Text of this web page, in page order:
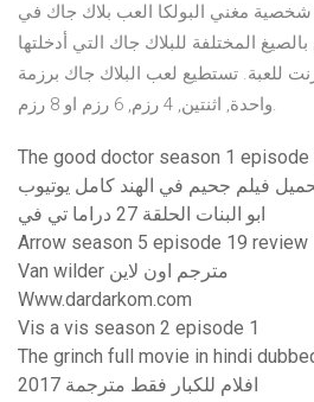
شخصية مغني البولكا العب بلاك جاك في
بالصيغ المختلفة للبلاك جاك التي أدخلتها
للعبة. تستطيع لعب البلاك جاك برزمة
واحدة, اثنتين, 4 رزم, 6 رزم او 8 رزم.
The good doctor season 1 episode
ابو البنات الحلقة 27 دراما تي في
Arrow season 5 episode 19 review
Van wilder مترجم اون لاين
Www.dardarkom.com
Vis a vis season 2 episode 1
The grinch full movie in hindi
افلام للكبار فقط مترجمة 2017